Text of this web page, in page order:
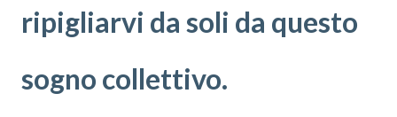
ripigliarvi da soli da questo
sogno collettivo.